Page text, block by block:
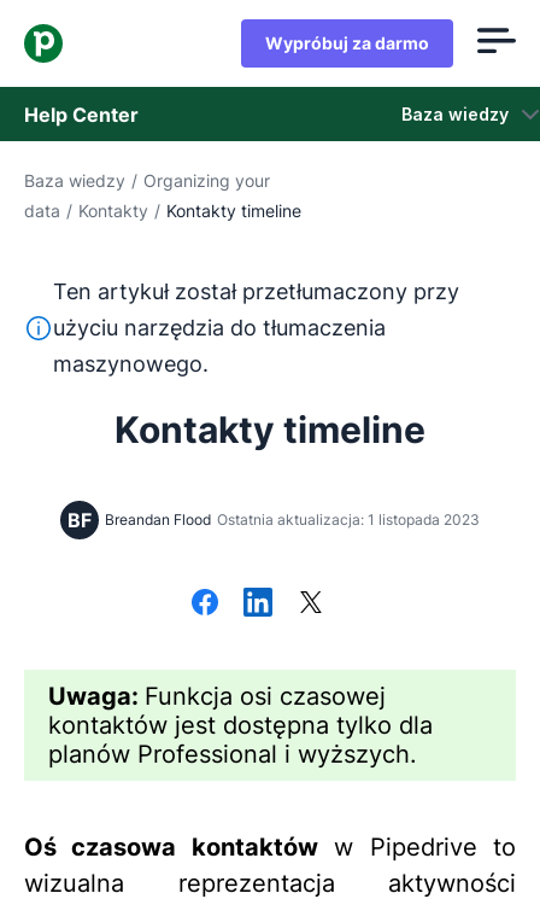
Wypróbuj za darmo
Help Center Baza wiedzy
Baza wiedzy
Skontaktuj się z obsługą klienta
Baza wiedzy / Organizing your
data / Kontakty / Kontakty timeline
Ten tekst został przetłumaczony z języka
Ten artykuł został przetłumaczony przy
użyciu narzędzia do tłumaczenia
maszynowego.
Kontakty timeline
BF Breandan Flood Ostatnia aktualizacja: 1 listopada 2023
Uwaga: Funkcja osi czasowej
kontaktów jest dostępna tylko dla
planów Professional i wyższych.
Oś czasowa kontaktóww Pipedrive to
wizualna reprezentacja aktywności